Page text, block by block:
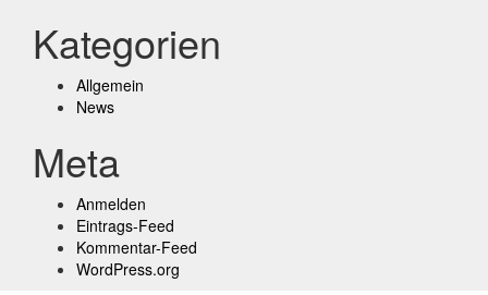
Kategorien
Allgemein
News
Meta
Anmelden
Eintrags-Feed
Kommentar-Feed
WordPress.org